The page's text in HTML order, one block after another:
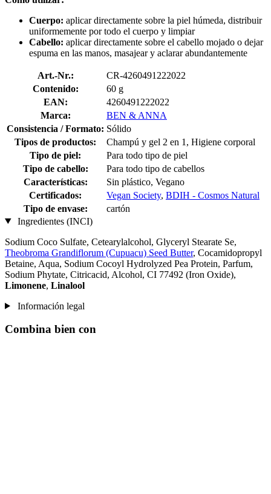
Cuerpo: aplicar directamente sobre la piel húmeda, distribuir
uniformemente por todo el cuerpo y limpiar
Cabello: aplicar directamente sobre el cabello mojado o dejar
espuma en las manos, masajear y aclarar abundantemente
Art.-Nr.:
CR-4260491222022
Contenido:
60 g
EAN:
4260491222022
Marca:
BEN & ANNA
Consistencia / Formato: Sólido
Tipos de productos:
Champú y gel 2 en 1, Higiene corporal
Tipo de piel:
Para todo tipo de piel
Tipo de cabello:
Para todo tipo de cabellos
Características:
Sin plástico, Vegano
Certificados:
Vegan Society, BDIH - Cosmos Natural
Tipo de envase:
cartón
Ingredientes (INCI)
Sodium Coco­ Sulfate, Cetearylalcohol, Glyceryl Stearate Se,
Theobroma Grandiflorum (Cupuacu) Seed Butter, Cocamidopropyl
Betaine, Aqua, Sodium Cocoyl Hydrolyzed Pea Protein, Parfum,
Sodium Phytate, Citricacid, Alcohol, CI 77492 (Iron Oxide),
Limonene, Linalool
Información legal
Combina bien con